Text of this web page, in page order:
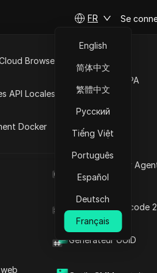
Marché de la RPA
Quel est le User
navigateur
Générateur de code
Générateur UUID
Browser MCP
API Locales
Docker
FR
English
简体中文
繁體中文
Русский
Tiếng Việt
Português
Español
Deutsch
Français
Se
:
les
Poser des questions
Ouvrir dans ChatGPT
Poser des questions sur cette
Ouvrir dans Claude
Poser des questions sur cette